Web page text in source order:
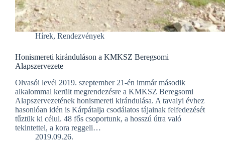
Hírek, Rendezvények
Honismereti kiránduláson a KMKSZ Beregsomi
Alapszervezete
Olvasói levél 2019. szeptember 21-én immár második
alkalommal került megrendezésre a KMKSZ Beregsomi
Alapszervezetének honismereti kirándulása. A tavalyi évhez
hasonlóan idén is Kárpátalja csodálatos tájainak felfedezését
tűztük ki célul. 48 fős csoportunk, a hosszú útra való
tekintettel, a kora reggeli…
2019.09.26.